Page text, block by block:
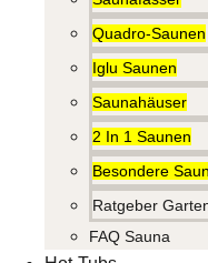
Quadro-Saunen
Iglu Saunen
Saunahäuser
2 In 1 Saunen
Besondere
Ratgeber
FAQ Sauna